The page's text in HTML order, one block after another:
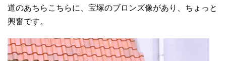
道のあちらこちらに、宝塚のブロンズ像があり、ちょっと
興奮です。